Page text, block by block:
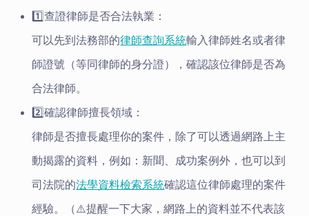
1️⃣查證律師是否合法執業：
可以先到法務部的律師查詢系統輸入律師姓名或者律
師證號（等同律師的身分證），確認該位律師是否為
合法律師。
2️⃣確認律師擅長領域：
律師是否擅長處理你的案件，除了可以透過網路上主
動揭露的資料，例如：新聞、成功案例外，也可以到
司法院的法學資料檢索系統確認這位律師處理的案件
經驗。（⚠️提醒一下大家，網路上的資料並不代表該